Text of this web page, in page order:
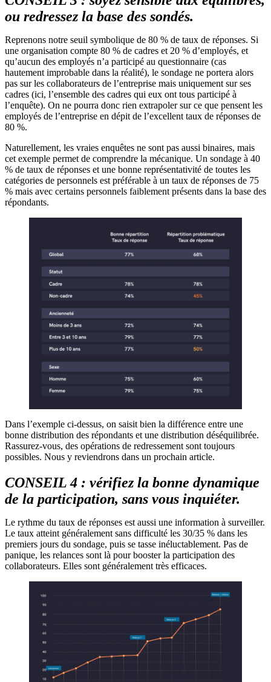
ou redressez la base des sondés.
Reprenons notre seuil symbolique de 80 % de taux de réponses. Si
une organisation compte 80 % de cadres et 20 % d’employés, et
qu’aucun des employés n’a participé au questionnaire (cas
hautement improbable dans la réalité), le sondage ne portera alors
pas sur les collaborateurs de l’entreprise mais uniquement sur ses
cadres (ici, l’ensemble des cadres qui eux ont tous participé à
l’enquête). On ne pourra donc rien extrapoler sur ce que pensent les
employés de l’entreprise en dépit de l’excellent taux de réponses de
80 %.
Naturellement, les vraies enquêtes ne sont pas aussi binaires, mais
cet exemple permet de comprendre la mécanique. Un sondage à 40
% de taux de réponses et une bonne représentativité de toutes les
catégories de personnels est préférable à un taux de réponses de 75
% mais avec certains personnels faiblement présents dans la base des
répondants.
Dans l’exemple ci-dessus, on saisit bien la différence entre une
bonne distribution des répondants et une distribution déséquilibrée.
Rassurez-vous, des opérations de redressement sont toujours
possibles. Nous y reviendrons dans un prochain article.
CONSEIL 4 : vérifiez la bonne dynamique
de la participation, sans vous inquiéter.
Le rythme du taux de réponses est aussi une information à surveiller.
Le taux atteint généralement sans difficulté les 30/35 % dans les
premiers jours du sondage, puis se tasse inéluctablement. Pas de
panique, les relances sont là pour booster la participation des
collaborateurs. Elles sont généralement très efficaces.